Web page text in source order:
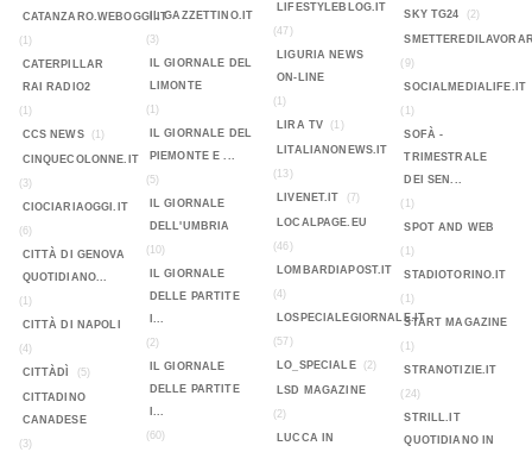
CATANZARO.WEBOGGI.IT
(1)
CATERPILLAR
RAI RADIO2
(1)
CCS NEWS
(1)
CINQUECOLONNE.IT
(3)
CIOCIARIAOGGI.IT
(6)
CITTÀ DI GENOVA
QUOTIDIANO...
(1)
CITTÀ DI NAPOLI
(4)
CITTÀDÌ
(5)
CITTADINO
CANADESE
(3)
IL GAZZETTINO.IT
(3)
IL GIORNALE DEL
LIMONTE
(1)
IL GIORNALE DEL
PIEMONTE E ...
(5)
IL GIORNALE
DELL'UMBRIA
(10)
IL GIORNALE
DELLE PARTITE
I...
(2)
IL GIORNALE
DELLE PARTITE
I...
(60)
LIFESTYLEBLOG.IT
(47)
LIGURIA NEWS
ON-LINE
(1)
LIRA TV
(1)
LITALIANONEWS.IT
(13)
LIVENET.IT
(7)
LOCALPAGE.EU
(46)
LOMBARDIAPOST.IT
(4)
LOSPECIALEGIORNALE.IT
(57)
LO_SPECIALE
(2)
LSD MAGAZINE
(2)
LUCCA IN
SKY TG24
(2)
(9)
SOCIALMEDIALIFE.IT
(1)
SOFÀ -
TRIMESTRALE
DEI SEN...
(1)
SPOT AND WEB
(1)
STADIOTORINO.IT
(1)
START MAGAZINE
(1)
STRANOTIZIE.IT
(24)
STRILL.IT
QUOTIDIANO IN